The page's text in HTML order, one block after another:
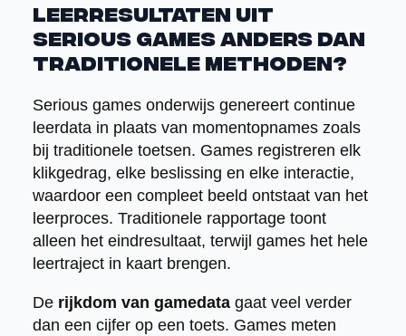
leerresultaten uit
serious games anders dan
traditionele methoden?
Serious games onderwijs genereert continue
leerdata in plaats van momentopnames zoals
bij traditionele toetsen. Games registreren elk
klikgedrag, elke beslissing en elke interactie,
waardoor een compleet beeld ontstaat van het
leerproces. Traditionele rapportage toont
alleen het eindresultaat, terwijl games het hele
leertraject in kaart brengen.
De rijkdom van gamedatagaat veel verder
dan een cijfer op een toets. Games meten